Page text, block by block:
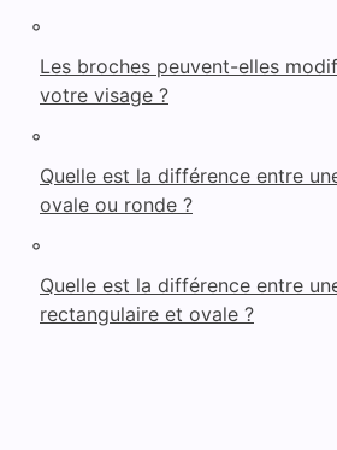
◦
Les broches peuvent-elles
votre visage ?
◦
Quelle est la différence entre
ovale ou ronde ?
◦
Quelle est la différence entre
rectangulaire et ovale ?